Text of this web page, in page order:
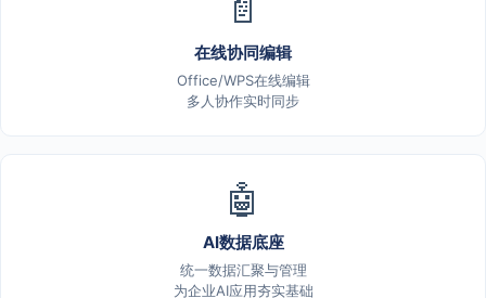
📄
在线协同编辑
Office/WPS在线编辑
多人协作实时同步
🤖
AI数据底座
统一数据汇聚与管理
为企业AI应用夯实基础